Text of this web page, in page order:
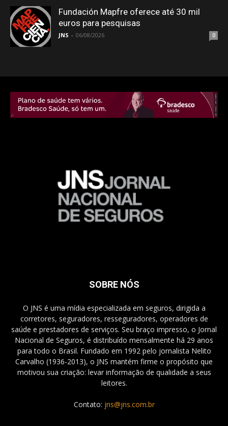
Fundación Mapfre oferece até 30 mil
euros para pesquisas
JNS - 06/08/2026 0
SOBRE NÓS
O JNS é uma mídia especializada em seguros, dirigida a
corretores, seguradores, resseguradores, operadores de
saúde e prestadores de serviços. Seu braço impresso, o Jornal
Nacional de Seguros, é distribuído mensalmente há 29 anos
para todo o Brasil. Fundado em 1992 pelo jornalista Nelito
Carvalho (1936-2013), o JNS mantém firme o propósito que
motivou sua criação: levar informação de qualidade a seus
leitores.
Contato: jns@jns.com.br